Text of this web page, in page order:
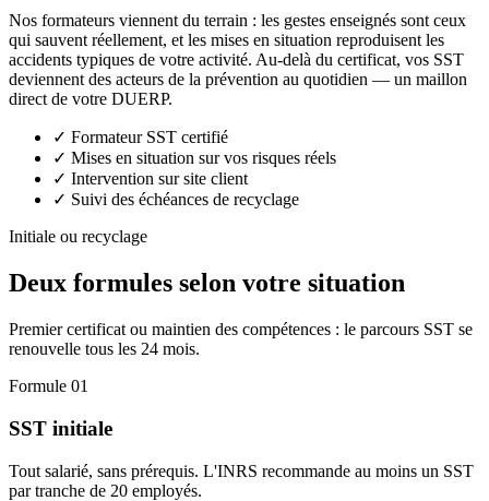
Nos formateurs viennent du terrain : les gestes enseignés sont ceux
qui sauvent réellement, et les mises en situation reproduisent les
accidents typiques de votre activité. Au-delà du certificat, vos SST
deviennent des acteurs de la prévention au quotidien — un maillon
direct de votre DUERP.
✓ Formateur SST certifié
✓ Mises en situation sur vos risques réels
✓ Intervention sur site client
✓ Suivi des échéances de recyclage
Initiale ou recyclage
Deux formules selon votre situation
Premier certificat ou maintien des compétences : le parcours SST se
renouvelle tous les 24 mois.
Formule 01
SST initiale
Tout salarié, sans prérequis. L'INRS recommande au moins un SST
par tranche de 20 employés.